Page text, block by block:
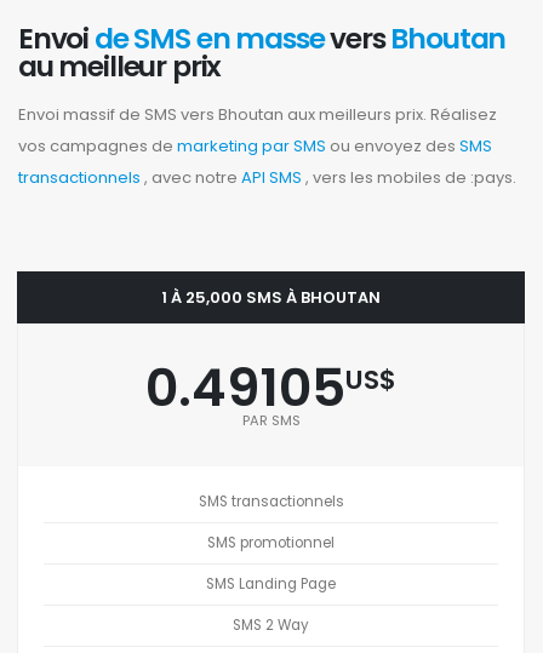
Envoide SMS en masseversBhoutan
au meilleur prix
Envoi massif de SMS vers Bhoutan aux meilleurs prix. Réalisez
vos campagnes de marketing par SMS ou envoyez des SMS
transactionnels , avec notre API SMS , vers les mobiles de :pays.
1 À 25,000 SMS À BHOUTAN
0.49105US$
PAR SMS
SMS transactionnels
SMS promotionnel
SMS Landing Page
SMS 2 Way